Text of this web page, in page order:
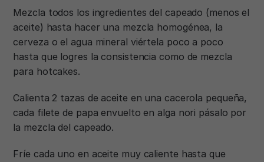
Mezcla todos los ingredientes del capeado (menos el
aceite) hasta hacer una mezcla homogénea, la
cerveza o el agua mineral viértela poco a poco
hasta que logres la consistencia como de mezcla
para hotcakes.
Calienta 2 tazas de aceite en una cacerola pequeña,
cada filete de papa envuelto en alga nori pásalo por
la mezcla del capeado.
Fríe cada uno en aceite muy caliente hasta que